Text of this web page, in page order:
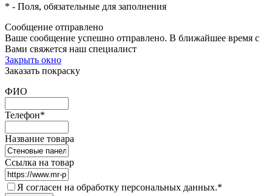
* - Поля, обязательные для заполнения
Сообщение отправлено
Ваше сообщение успешно отправлено. В ближайшее время с
Вами свяжется наш специалист
Закрыть окно
Заказать покраску
ФИО
Телефон*
Название товара
Ссылка на товар
Я согласен на обработку персональных данных.*